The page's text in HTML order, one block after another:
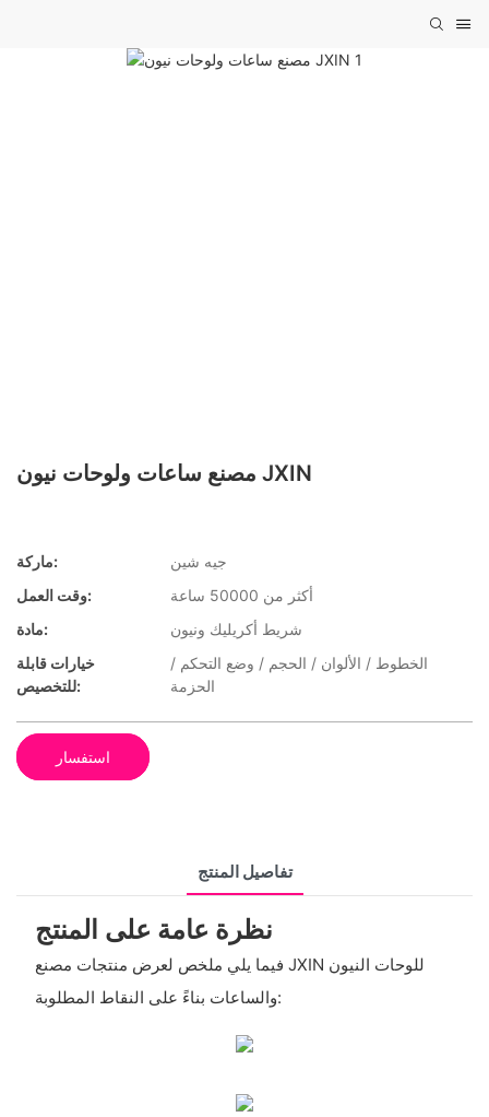
مصنع ساعات ولوحات نيون JXIN
ماركة:
جيه شين
وقت العمل:
أكثر من 50000 ساعة
مادة:
شريط أكريليك ونيون
خيارات قابلة
للتخصيص:
الخطوط / الألوان / الحجم / وضع التحكم /
الحزمة
استفسار
تفاصيل المنتج
نظرة عامة على المنتج
فيما يلي ملخص لعرض منتجات مصنع JXIN للوحات النيون
والساعات بناءً على النقاط المطلوبة: